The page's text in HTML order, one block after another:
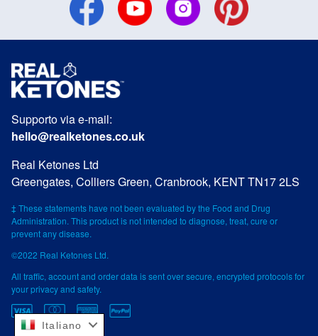
Supporto via e-mail:
hello@realketones.co.uk
Real Ketones Ltd
Greengates, Colliers Green, Cranbrook, KENT TN17 2LS
‡ These statements have not been evaluated by the Food and Drug
Administration. This product is not intended to diagnose, treat, cure or
prevent any disease.
©2022 Real Ketones Ltd.
All traffic, account and order data is sent over secure, encrypted protocols for
your privacy and safety.
Italiano